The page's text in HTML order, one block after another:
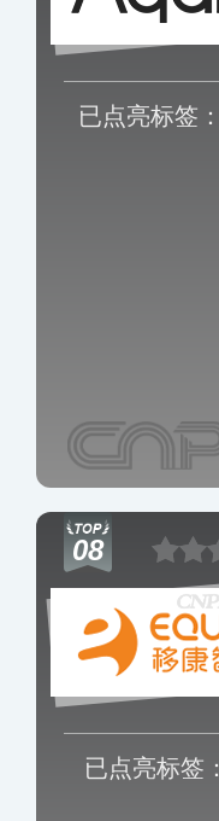
已点亮标签：
08
已点亮标签：